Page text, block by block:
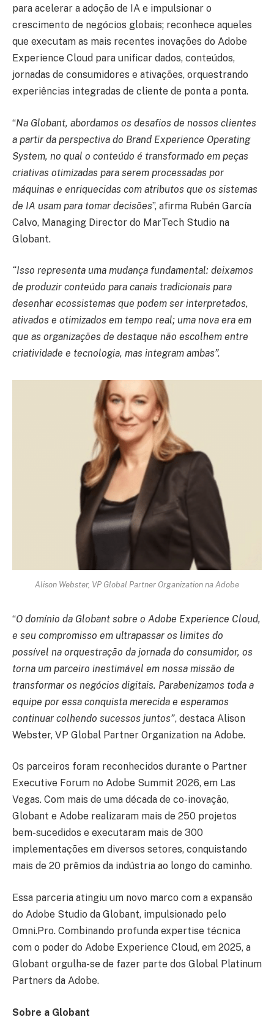
para acelerar a adoção de IA e impulsionar o
crescimento de negócios globais; reconhece aqueles
que executam as mais recentes inovações do Adobe
Experience Cloud para unificar dados, conteúdos,
jornadas de consumidores e ativações, orquestrando
experiências integradas de cliente de ponta a ponta.
“Na Globant, abordamos os desafios de nossos clientes
a partir da perspectiva do Brand Experience Operating
System, no qual o conteúdo é transformado em peças
criativas otimizadas para serem processadas por
máquinas e enriquecidas com atributos que os sistemas
de IA usam para tomar decisões”, afirma Rubén García
Calvo, Managing Director do MarTech Studio na
Globant.
“Isso representa uma mudança fundamental: deixamos
de produzir conteúdo para canais tradicionais para
desenhar ecossistemas que podem ser interpretados,
ativados e otimizados em tempo real; uma nova era em
que as organizações de destaque não escolhem entre
criatividade e tecnologia, mas integram ambas”.
Alison Webster, VP Global Partner Organization na Adobe
“O domínio da Globant sobre o Adobe Experience Cloud,
e seu compromisso em ultrapassar os limites do
possível na orquestração da jornada do consumidor, os
torna um parceiro inestimável em nossa missão de
transformar os negócios digitais. Parabenizamos toda a
equipe por essa conquista merecida e esperamos
continuar colhendo sucessos juntos”, destaca Alison
Webster, VP Global Partner Organization na Adobe.
Os parceiros foram reconhecidos durante o Partner
Executive Forum no Adobe Summit 2026, em Las
Vegas. Com mais de uma década de co-inovação,
Globant e Adobe realizaram mais de 250 projetos
bem-sucedidos e executaram mais de 300
implementações em diversos setores, conquistando
mais de 20 prêmios da indústria ao longo do caminho.
Essa parceria atingiu um novo marco com a expansão
do Adobe Studio da Globant, impulsionado pelo
Omni.Pro. Combinando profunda expertise técnica
com o poder do Adobe Experience Cloud, em 2025, a
Globant orgulha-se de fazer parte dos Global Platinum
Partners da Adobe.
Sobre a Globant